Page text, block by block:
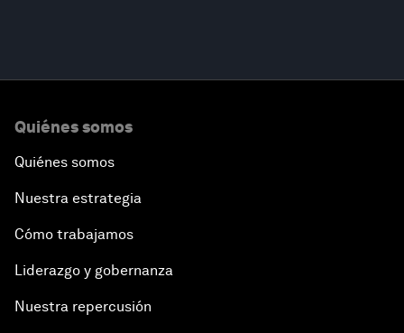
Quiénes somos
Quiénes somos
Nuestra estrategia
Cómo trabajamos
Liderazgo y gobernanza
Nuestra repercusión